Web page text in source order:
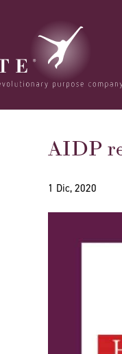
AIDP
1 Dic, 2020